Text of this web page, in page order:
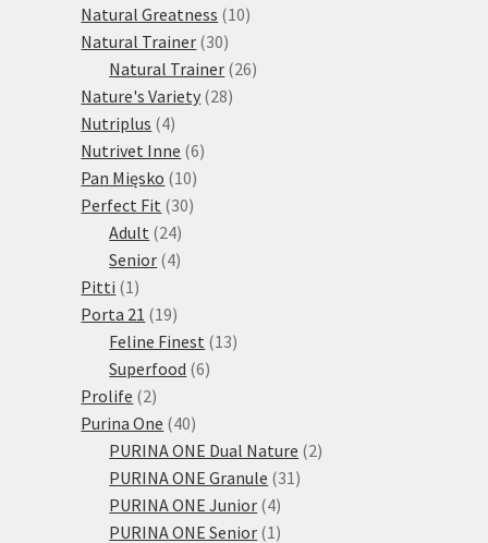
Natural Greatness 1010
Natural Trainer 3030
produktů
Natural Trainer 2626
Nature's Variety 2828
Nutriplus 44
produkty
Nutrivet Inne 66
Pan Mięsko 1010
produktů
Perfect Fit 3030
Adult 2424
produktů
Senior 44
Pitti 1 1
produkt
Porta 21 1919
produktů
Feline Finest 1313
Superfood 66
Prolife 22
produkty
Purina One 4040
produktů
PURINA ONE Dual Nature 22
PURINA ONE Granule 31 31
PURINA ONE Junior 44
produkty
PURINA ONE Senior 1 1